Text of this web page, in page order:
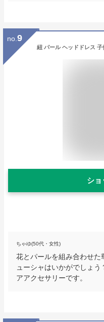
no. 9
ショ
ちゃゆ(50代・女性)
花とパールを組み合わせた
ューシャはいかがでしょ
アアクセサリーです。